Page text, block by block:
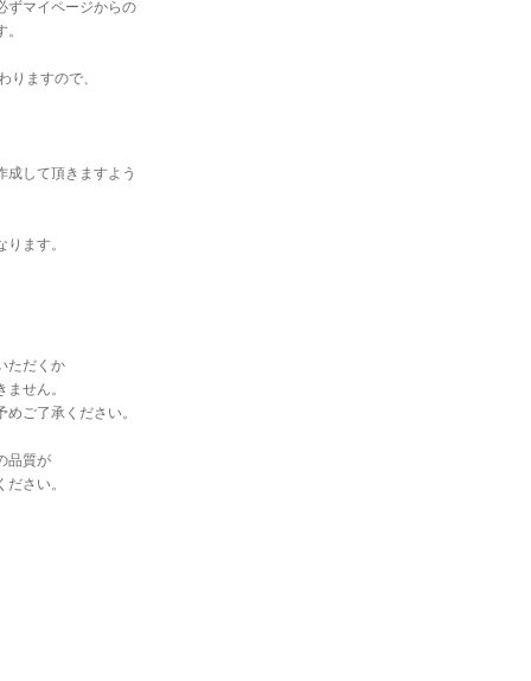
ずマイページからの
りますので、
成して頂きますよう
ます。
ただくか
せん。
ご了承ください。
品質が
さい。